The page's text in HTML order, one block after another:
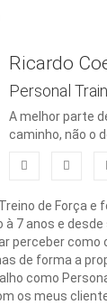
Ricardo
Personal
A melhor parte
caminho, não o
de Força e
à 7 anos e
perceber como
de forma a
como
os meus